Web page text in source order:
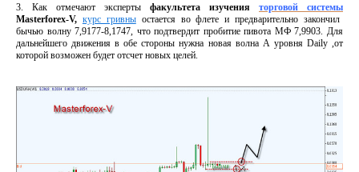
3. Как отмечают эксперты факультета изучения торговой системы
Masterforex-V, курс гривныостается во флете и предварительно закончил
бычью волну 7,9177-8,1747, что подтвердит пробитие пивота МФ 7,9903. Для
дальнейшего движения в обе стороны нужна новая волна А уровня Daily ,от
которой возможен будет отсчет новых целей.